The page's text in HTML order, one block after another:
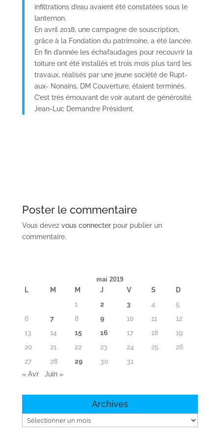
infiltrations d’eau avaient été constatées sous le
lanternon.
En avril 2018, une campagne de souscription,
grâce à la Fondation du patrimoine, a été lancée.
En fin d’année les échafaudages pour recouvrir la
toiture ont été installés et trois mois plus tard les
travaux, réalisés par une jeune société de Rupt-
aux- Nonains, DM Couverture, étaient terminés.
C’est très émouvant de voir autant de générosité.
Jean-Luc Demandre Président.
Poster le commentaire
Vous devez vous connecterpour publier un
commentaire.
mai 2019
L M M J V S
D
1
2 3 4
5
6
7 8 9 10 11
12
13
14 15 16 17 18
19
20
21 22 23 24 25
26
27
28 29 30
31
« Avr
Juin »
Archives
Archives